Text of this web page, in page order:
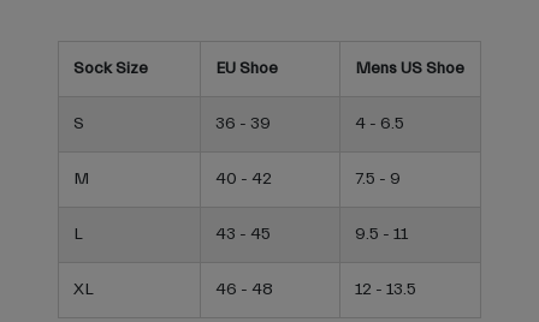
Sock Size EU Shoe Mens US Shoe
S 36 - 39 4 - 6.5
M 40 - 42 7.5 - 9
L 43 - 45 9.5 - 11
XL 46 - 48 12 - 13.5